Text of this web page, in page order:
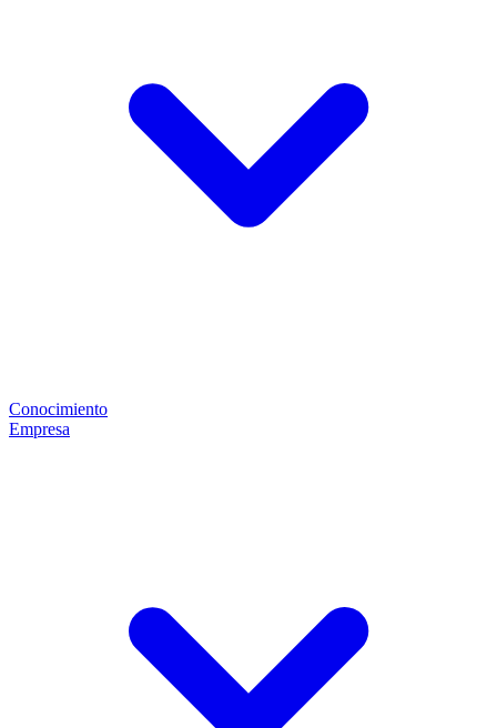
Conocimiento
Empresa